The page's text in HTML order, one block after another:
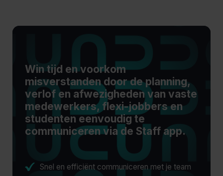
Win tijd en voorkom
misverstanden door de planning,
verlof en afwezigheden van vaste
medewerkers, flexi-jobbers en
studenten eenvoudig te
communiceren via de Staff app.
Snel en efficiënt communiceren met je team